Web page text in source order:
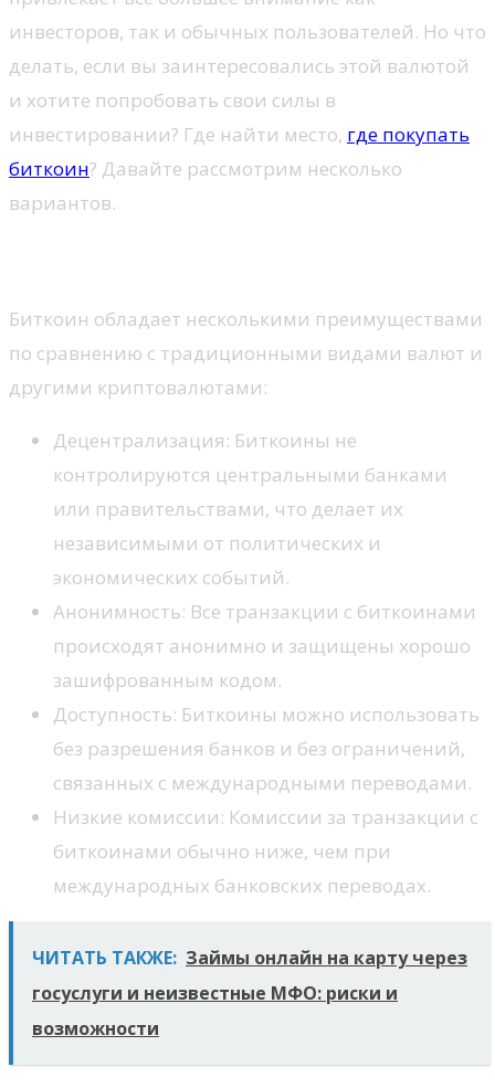
инвесторов, так и обычных пользователей. Но что
делать, если вы заинтересовались этой валютой
и хотите попробовать свои силы в
инвестировании? Где найти место, где покупать
биткоин? Давайте рассмотрим несколько
вариантов.
Биткоин обладает несколькими преимуществами
по сравнению с традиционными видами валют и
другими криптовалютами:
Децентрализация: Биткоины не
контролируются центральными банками
или правительствами, что делает их
независимыми от политических и
экономических событий.
Анонимность: Все транзакции с биткоинами
происходят анонимно и защищены хорошо
зашифрованным кодом.
Доступность: Биткоины можно использовать
без разрешения банков и без ограничений,
связанных с международными переводами.
Низкие комиссии: Комиссии за транзакции с
биткоинами обычно ниже, чем при
международных банковских переводах.
ЧИТАТЬ ТАКЖЕ: Займы онлайн на карту через
госуслуги и неизвестные МФО: риски и
возможности